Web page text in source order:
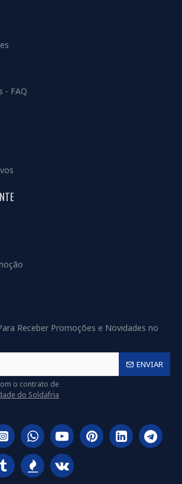
- FAQ
Receber Promoções e Novidades no
ENVIAR
o contrato de
do Soldafria